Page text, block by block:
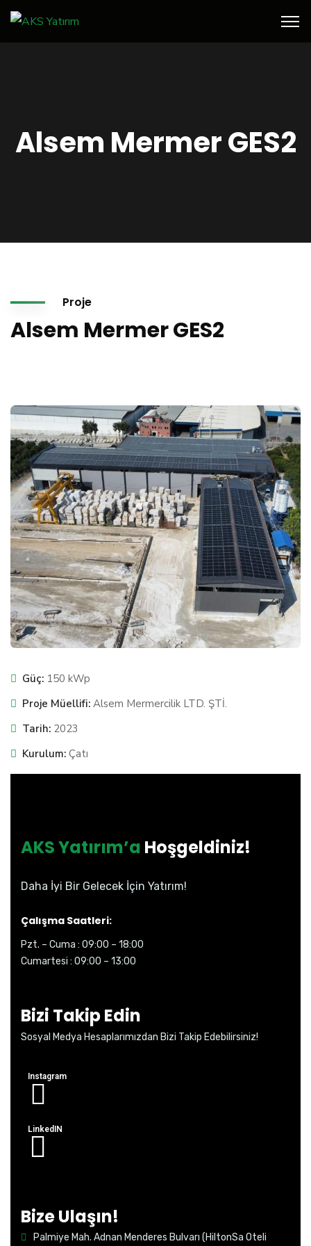
Alsem Mermer GES2
Proje
Alsem Mermer GES2
Güç: 150 kWp
Proje Müellifi: Alsem Mermercilik LTD. ŞTİ.
Tarih: 2023
Kurulum: Çatı
AKS Yatırım’a Hoşgeldiniz!
Daha İyi Bir Gelecek İçin Yatırım!
Çalışma Saatleri:
Pzt. – Cuma : 09:00 – 18:00
Cumartesi : 09:00 – 13:00
Bizi Takip Edin
Sosyal Medya Hesaplarımızdan Bizi Takip Edebilirsiniz!
Instagram
LinkedIN
Bize Ulaşın!
Palmiye Mah. Adnan Menderes Bulvarı (HiltonSa Oteli